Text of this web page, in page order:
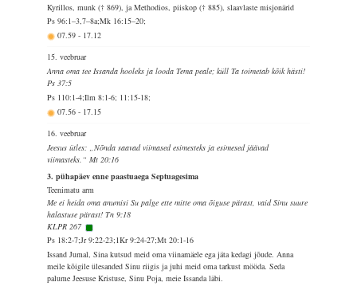
Kyrillos, munk († 869), ja Methodios, piiskop († 885), slaavlaste misjonärid
Ps 96:1–3,7–8a;Mk 16:15–20;
07.59- 17.12
15. veebruar
Anna oma tee Issanda hooleks ja looda Tema peale; küll Ta toimetab kõik hästi!
Ps 37:5
Ps 110:1-4;Ilm 8:1-6; 11:15-18;
07.56- 17.15
16. veebruar
Jeesus ütles: „Nõnda saavad viimased esimesteks ja esimesed jäävad
viimasteks.“ Mt 20:16
3. pühapäev enne paastuaega Septuagesima
Teenimatu arm
Me ei heida oma anumisi Su palge ette mitte oma õiguse pärast, vaid Sinu suure
halastuse pärast! Tn 9:18
KLPR 267
Ps 18:2-7;Jr 9:22-23;1Kr 9:24-27;Mt 20:1-16
Issand Jumal, Sina kutsud meid oma viinamäele ega jäta kedagi jõude. Anna
meile kõigile ülesanded Sinu riigis ja juhi meid oma tarkust mööda. Seda
palume Jeesuse Kristuse, Sinu Poja, meie Issanda läbi.